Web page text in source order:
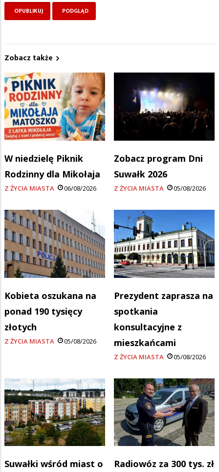
Zobacz także
W niedzielę Piknik
Rodzinny dla Mikołaja
Z ŻYCIA MIASTA 06/08/2026
Zobacz program Dni
Suwałk 2026
Z ŻYCIA MIASTA 05/08/2026
Kobieta oszukana na
ponad 190 tysięcy
złotych
Z ŻYCIA MIASTA 05/08/2026
Prezydent zaprasza na
spotkania
konsultacyjne z
mieszkańcami
Z ŻYCIA MIASTA 05/08/2026
Suwałki wśród miast o
Radiowóz za 300 tys. zł